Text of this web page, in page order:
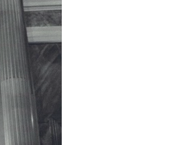
SOHBETLER
KIVRIM